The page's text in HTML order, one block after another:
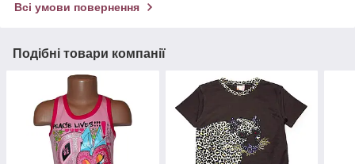
Всі умови повернення
Подібні товари компанії